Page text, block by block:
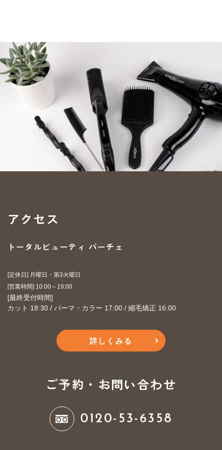
アクセス
トータルビューティ パーチェ
[定休日] 月曜日・第3火曜日
​​​​​​​[営業時間] 10:00～19:00
​​​​​​​[最終受付時間]
カット 18:30 / パーマ・カラー 17:00 / 縮毛矯正 16:00
詳しくみる
ご予約・お問い合わせ
0120-53-6358